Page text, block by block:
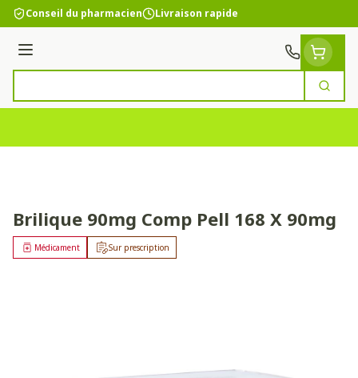
Aller au contenu
Conseil du pharmacien Livraison rapide
Menu
Brilique 90mg Comp Pell 168 X 90mg
Sur prescription
Médicament